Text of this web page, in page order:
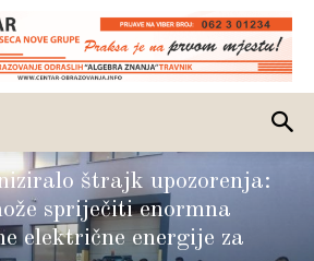
štrajk upozorenja:
spriječiti enormna
električne energije za